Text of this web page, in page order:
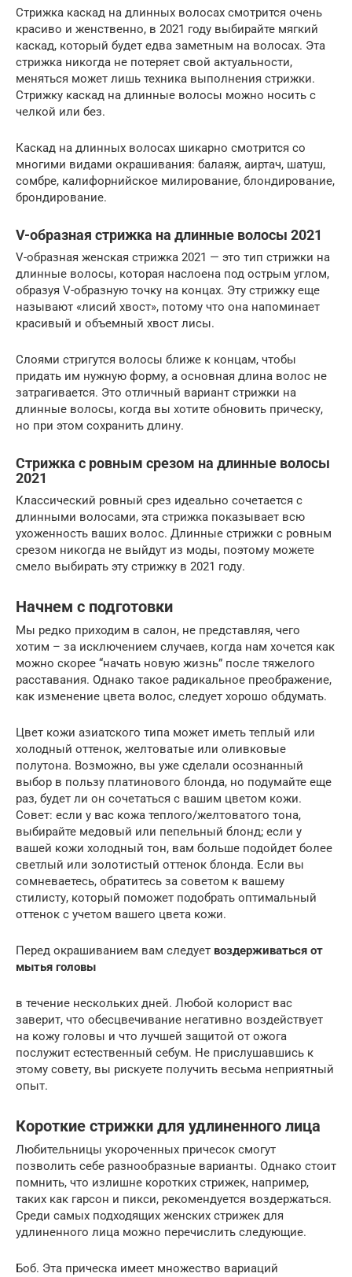
Стрижка каскад на длинных волосах смотрится очень
красиво и женственно, в 2021 году выбирайте мягкий
каскад, который будет едва заметным на волосах. Эта
стрижка никогда не потеряет свой актуальности,
меняться может лишь техника выполнения стрижки.
Стрижку каскад на длинные волосы можно носить с
челкой или без.
Каскад на длинных волосах шикарно смотрится со
многими видами окрашивания: балаяж, аиртач, шатуш,
сомбре, калифорнийское милирование, блондирование,
брондирование.
V-образная стрижка на длинные волосы 2021
V-образная женская стрижка 2021 — это тип стрижки на
длинные волосы, которая наслоена под острым углом,
образуя V-образную точку на концах. Эту стрижку еще
называют «лисий хвост», потому что она напоминает
красивый и объемный хвост лисы.
Слоями стригутся волосы ближе к концам, чтобы
придать им нужную форму, а основная длина волос не
затрагивается. Это отличный вариант стрижки на
длинные волосы, когда вы хотите обновить прическу,
но при этом сохранить длину.
Стрижка с ровным срезом на длинные волосы
2021
Классический ровный срез идеально сочетается с
длинными волосами, эта стрижка показывает всю
ухоженность ваших волос. Длинные стрижки с ровным
срезом никогда не выйдут из моды, поэтому можете
смело выбирать эту стрижку в 2021 году.
Начнем с подготовки
Мы редко приходим в салон, не представляя, чего
хотим – за исключением случаев, когда нам хочется как
можно скорее “начать новую жизнь” после тяжелого
расставания. Однако такое радикальное преображение,
как изменение цвета волос, следует хорошо обдумать.
Цвет кожи азиатского типа может иметь теплый или
холодный оттенок, желтоватые или оливковые
полутона. Возможно, вы уже сделали осознанный
выбор в пользу платинового блонда, но подумайте еще
раз, будет ли он сочетаться с вашим цветом кожи.
Совет: если у вас кожа теплого/желтоватого тона,
выбирайте медовый или пепельный блонд; если у
вашей кожи холодный тон, вам больше подойдет более
светлый или золотистый оттенок блонда. Если вы
сомневаетесь, обратитесь за советом к вашему
стилисту, который поможет подобрать оптимальный
оттенок с учетом вашего цвета кожи.
Перед окрашиванием вам следует воздерживаться от
мытья головы
в течение нескольких дней. Любой колорист вас
заверит, что обесцвечивание негативно воздействует
на кожу головы и что лучшей защитой от ожога
послужит естественный себум. Не прислушавшись к
этому совету, вы рискуете получить весьма неприятный
опыт.
Короткие стрижки для удлиненного лица
Любительницы укороченных причесок смогут
позволить себе разнообразные варианты. Однако стоит
помнить, что излишне коротких стрижек, например,
таких как гарсон и пикси, рекомендуется воздержаться.
Среди самых подходящих женских стрижек для
удлиненного лица можно перечислить следующие.
Боб. Эта прическа имеет множество вариаций